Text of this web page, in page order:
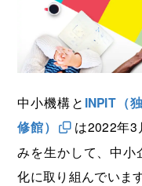
九州本部
中小機構と INPIT（
修館）
は2022年3
みを生かして、中小
化に取り組んでいます